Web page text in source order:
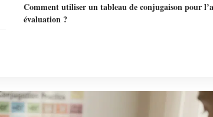
Comment utiliser un tableau de conjugaison pour
évaluation ?